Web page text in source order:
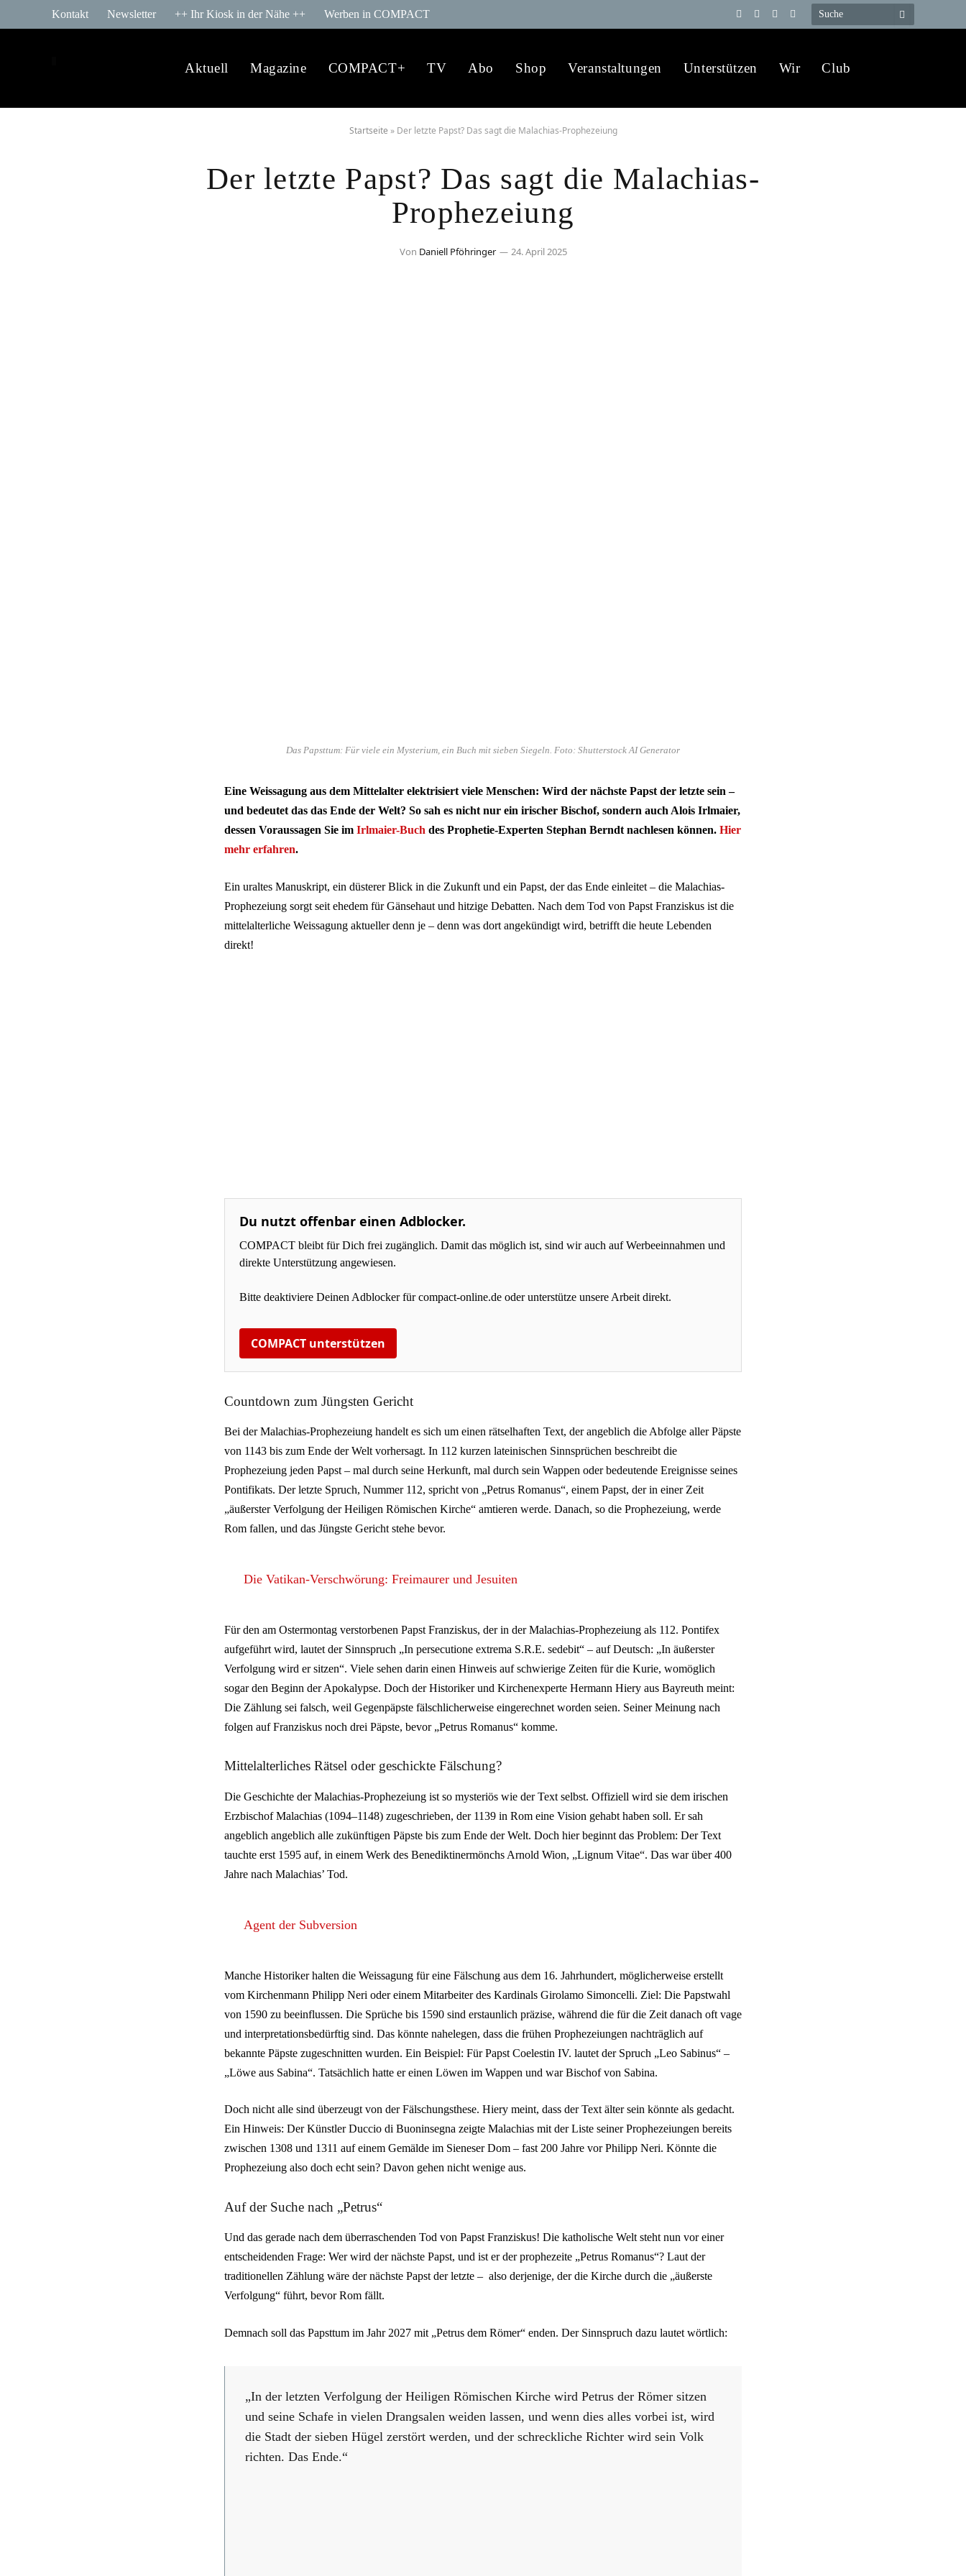
Kontakt Newsletter ++ Ihr Kiosk in der Nähe ++ Werben in COMPACT
Telegram
YouTube
X
WhatsApp
Aktuell Magazine COMPACT+ TV Abo Shop Veranstaltungen Unterstützen Wir Club
Startseite » Der letzte Papst? Das sagt die Malachias-Prophezeiung
Der letzte Papst? Das sagt die Malachias-
Prophezeiung
Von Daniell Pföhringer 24. April 2025
Das Papsttum: Für viele ein Mysterium, ein Buch mit sieben Siegeln. Foto: Shutterstock AI Generator
Eine Weissagung aus dem Mittelalter elektrisiert viele Menschen: Wird der nächste Papst der letzte sein –
und bedeutet das das Ende der Welt? So sah es nicht nur ein irischer Bischof, sondern auch Alois Irlmaier,
dessen Voraussagen Sie im Irlmaier-Buch des Prophetie-Experten Stephan Berndt nachlesen können. Hier
mehr erfahren.
Ein uraltes Manuskript, ein düsterer Blick in die Zukunft und ein Papst, der das Ende einleitet – die Malachias-
Prophezeiung sorgt seit ehedem für Gänsehaut und hitzige Debatten. Nach dem Tod von Papst Franziskus ist die
mittelalterliche Weissagung aktueller denn je – denn was dort angekündigt wird, betrifft die heute Lebenden
direkt!
Du nutzt offenbar einen Adblocker.
COMPACT bleibt für Dich frei zugänglich. Damit das möglich ist, sind wir auch auf Werbeeinnahmen und
direkte Unterstützung angewiesen.
Bitte deaktiviere Deinen Adblocker für compact-online.de oder unterstütze unsere Arbeit direkt.
COMPACT unterstützen
Countdown zum Jüngsten Gericht
Bei der Malachias-Prophezeiung handelt es sich um einen rätselhaften Text, der angeblich die Abfolge aller Päpste
von 1143 bis zum Ende der Welt vorhersagt. In 112 kurzen lateinischen Sinnsprüchen beschreibt die
Prophezeiung jeden Papst – mal durch seine Herkunft, mal durch sein Wappen oder bedeutende Ereignisse seines
Pontifikats. Der letzte Spruch, Nummer 112, spricht von „Petrus Romanus“, einem Papst, der in einer Zeit
„äußerster Verfolgung der Heiligen Römischen Kirche“ amtieren werde. Danach, so die Prophezeiung, werde
Rom fallen, und das Jüngste Gericht stehe bevor.
Die Vatikan-Verschwörung: Freimaurer und Jesuiten
Für den am Ostermontag verstorbenen Papst Franziskus, der in der Malachias-Prophezeiung als 112. Pontifex
aufgeführt wird, lautet der Sinnspruch „In persecutione extrema S.R.E. sedebit“ – auf Deutsch: „In äußerster
Verfolgung wird er sitzen“. Viele sehen darin einen Hinweis auf schwierige Zeiten für die Kurie, womöglich
sogar den Beginn der Apokalypse. Doch der Historiker und Kirchenexperte Hermann Hiery aus Bayreuth meint:
Die Zählung sei falsch, weil Gegenpäpste fälschlicherweise eingerechnet worden seien. Seiner Meinung nach
folgen auf Franziskus noch drei Päpste, bevor „Petrus Romanus“ komme.
Mittelalterliches Rätsel oder geschickte Fälschung?
Die Geschichte der Malachias-Prophezeiung ist so mysteriös wie der Text selbst. Offiziell wird sie dem irischen
Erzbischof Malachias (1094–1148) zugeschrieben, der 1139 in Rom eine Vision gehabt haben soll. Er sah
angeblich angeblich alle zukünftigen Päpste bis zum Ende der Welt. Doch hier beginnt das Problem: Der Text
tauchte erst 1595 auf, in einem Werk des Benediktinermönchs Arnold Wion, „Lignum Vitae“. Das war über 400
Jahre nach Malachias’ Tod.
Agent der Subversion
Manche Historiker halten die Weissagung für eine Fälschung aus dem 16. Jahrhundert, möglicherweise erstellt
vom Kirchenmann Philipp Neri oder einem Mitarbeiter des Kardinals Girolamo Simoncelli. Ziel: Die Papstwahl
von 1590 zu beeinflussen. Die Sprüche bis 1590 sind erstaunlich präzise, während die für die Zeit danach oft vage
und interpretationsbedürftig sind. Das könnte nahelegen, dass die frühen Prophezeiungen nachträglich auf
bekannte Päpste zugeschnitten wurden. Ein Beispiel: Für Papst Coelestin IV. lautet der Spruch „Leo Sabinus“ –
„Löwe aus Sabina“. Tatsächlich hatte er einen Löwen im Wappen und war Bischof von Sabina.
Doch nicht alle sind überzeugt von der Fälschungsthese. Hiery meint, dass der Text älter sein könnte als gedacht.
Ein Hinweis: Der Künstler Duccio di Buoninsegna zeigte Malachias mit der Liste seiner Prophezeiungen bereits
zwischen 1308 und 1311 auf einem Gemälde im Sieneser Dom – fast 200 Jahre vor Philipp Neri. Könnte die
Prophezeiung also doch echt sein? Davon gehen nicht wenige aus.
Auf der Suche nach „Petrus“
Und das gerade nach dem überraschenden Tod von Papst Franziskus! Die katholische Welt steht nun vor einer
entscheidenden Frage: Wer wird der nächste Papst, und ist er der prophezeite „Petrus Romanus“? Laut der
traditionellen Zählung wäre der nächste Papst der letzte – also derjenige, der die Kirche durch die „äußerste
Verfolgung“ führt, bevor Rom fällt.
Demnach soll das Papsttum im Jahr 2027 mit „Petrus dem Römer“ enden. Der Sinnspruch dazu lautet wörtlich:
„In der letzten Verfolgung der Heiligen Römischen Kirche wird Petrus der Römer sitzen
und seine Schafe in vielen Drangsalen weiden lassen, und wenn dies alles vorbei ist, wird
die Stadt der sieben Hügel zerstört werden, und der schreckliche Richter wird sein Volk
richten. Das Ende.“